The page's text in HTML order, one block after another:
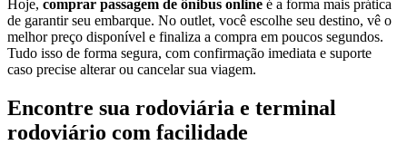
Hoje, comprar passagem de ônibus online é a forma mais prática
de garantir seu embarque. No outlet, você escolhe seu destino, vê o
melhor preço disponível e finaliza a compra em poucos segundos.
Tudo isso de forma segura, com confirmação imediata e suporte
caso precise alterar ou cancelar sua viagem.
Encontre sua rodoviária e terminal
rodoviário com facilidade